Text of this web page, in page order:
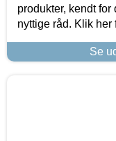
produkter, kendt
nyttige råd. Klik her
Se